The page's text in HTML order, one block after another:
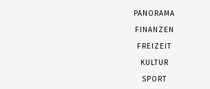
PANORAMA
FINANZEN
FREIZEIT
KULTUR
SPORT